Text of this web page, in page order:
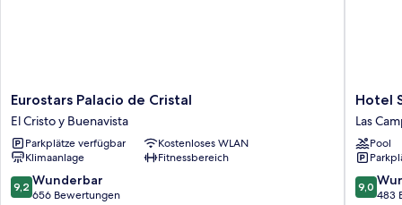
Eurostars
Palacio
de
Cristal
El
Cristo
y
Eurostars Palacio de Cristal
El Cristo y Buenavista
Parkplätze verfügbar
Kostenloses WLAN
Klimaanlage
Fitnessbereich
9.2
von
9,2 Wunderbar
656 Bewertungen
Hotel
Silken
Naranco
Las
Campas
y
Hotel
Las
Pool
9.0
von
9,0
483